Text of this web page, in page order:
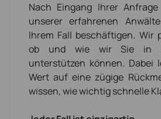
Nach Eingang Ihrer
unserer erfahrenen
Ihrem Fall beschäftigen. Wir
ob und wie wir Sie in
unterstützen können. Dabei
Wert auf eine zügige
wissen, wie wichtig schnelle